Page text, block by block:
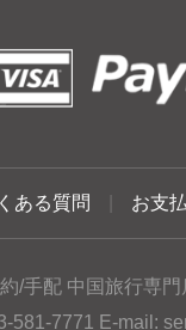
ある質問 お支
/手配 中国旅行専
581-7771 E-mail: